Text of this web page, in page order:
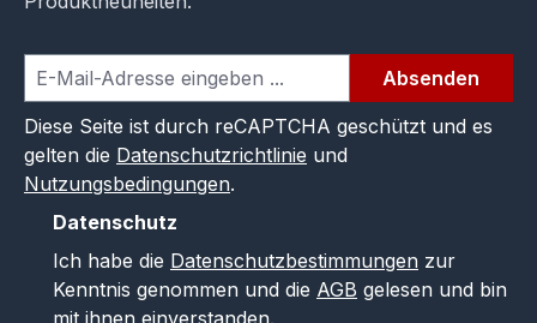
Absenden
Diese Seite ist durch reCAPTCHA geschützt und es
gelten die Datenschutzrichtlinie und
Nutzungsbedingungen.
Datenschutz
Ich habe die Datenschutzbestimmungen zur
Kenntnis genommen und die AGB gelesen und bin
mit ihnen einverstanden.